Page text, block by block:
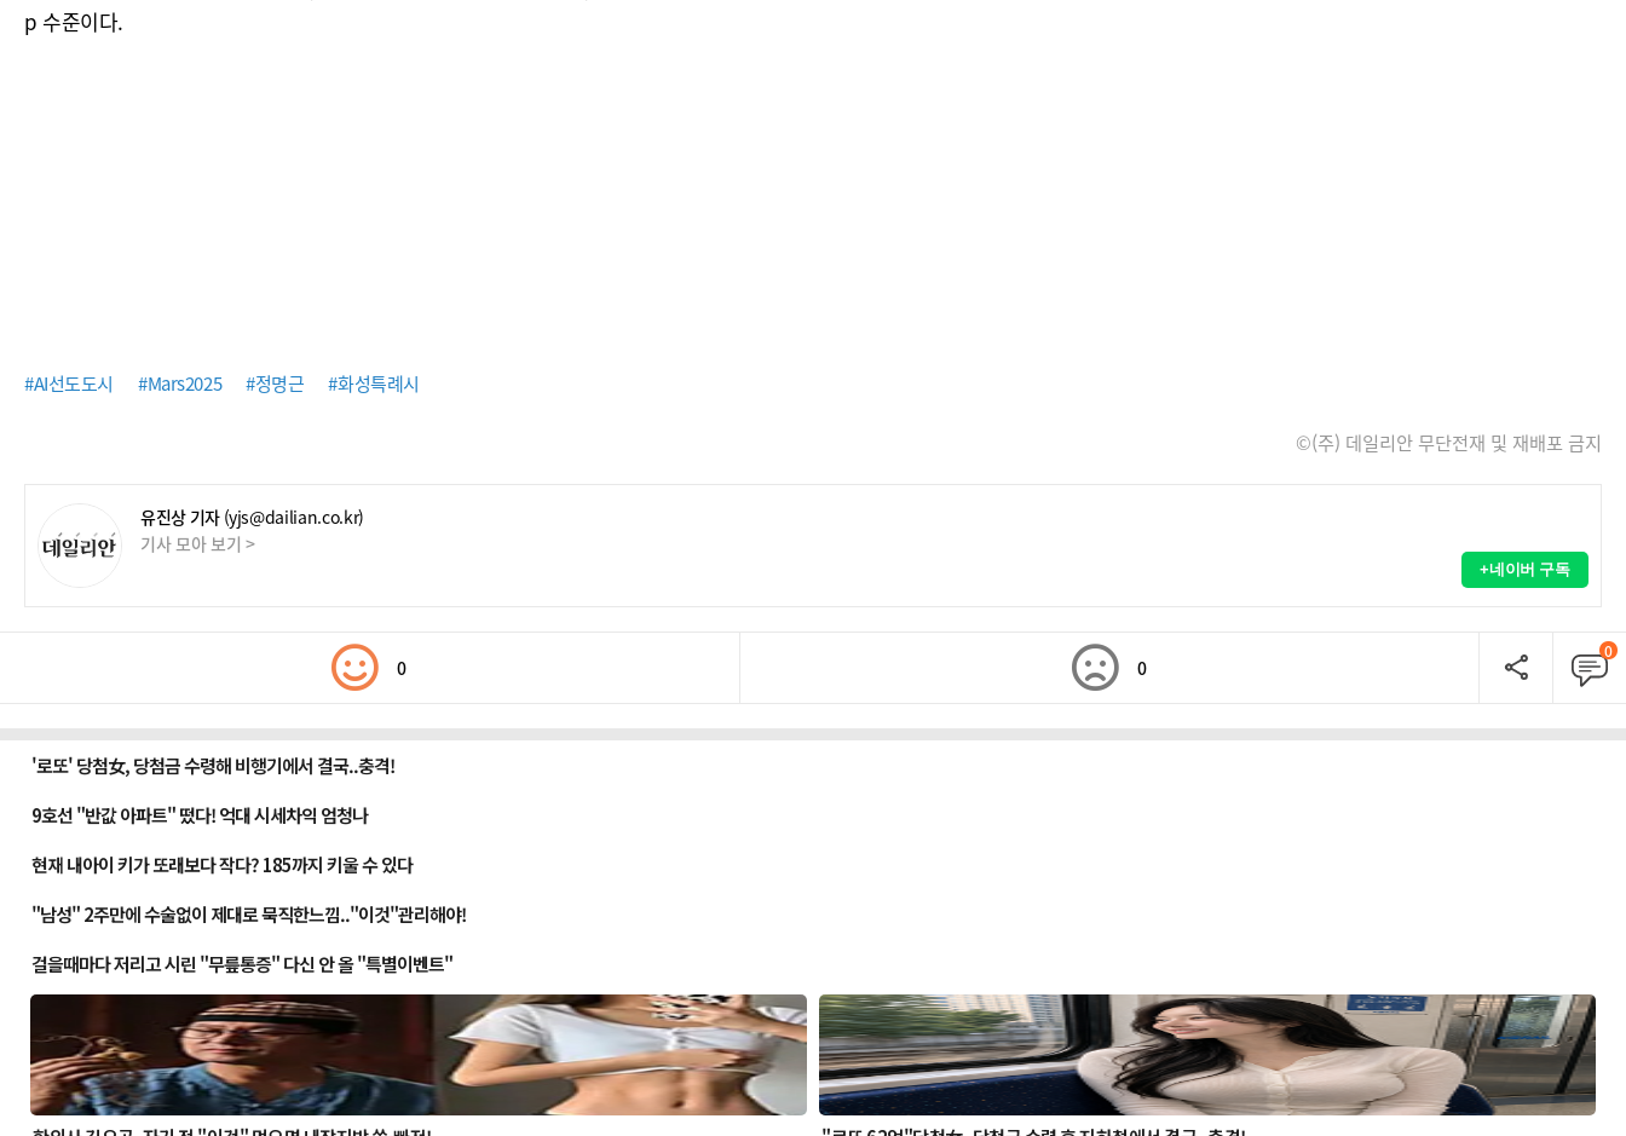
p 수준이다.
#AI선도도시 #Mars2025 #정명근 #화성특례시
©(주) 데일리안 무단전재 및 재배포 금지
유진상 기자 (yjs@dailian.co.kr)
기사 모아 보기 >
+네이버 구독
0 0
0